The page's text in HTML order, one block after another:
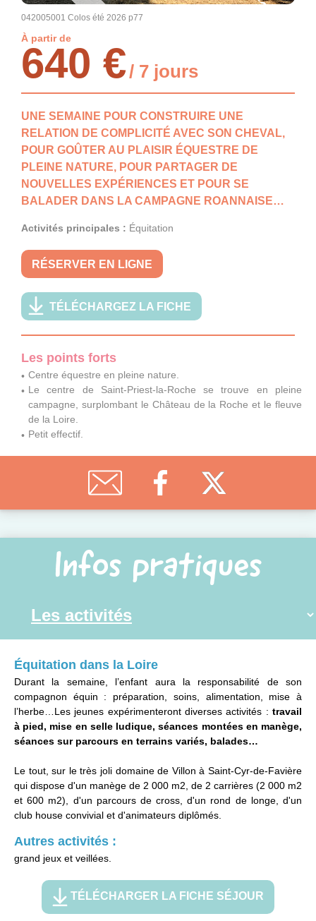
042005001 Colos été 2026 p77
À partir de
640 €/ 7 jours
UNE SEMAINE POUR CONSTRUIRE UNE
RELATION DE COMPLICITÉ AVEC SON CHEVAL,
POUR GOÛTER AU PLAISIR ÉQUESTRE DE
PLEINE NATURE, POUR PARTAGER DE
NOUVELLES EXPÉRIENCES ET POUR SE
BALADER DANS LA CAMPAGNE ROANNAISE…
Activités principales : Équitation
RÉSERVER EN LIGNE
TÉLÉCHARGEZ LA FICHE
Les points forts
Centre équestre en pleine nature.
Le centre de Saint-Priest-la-Roche se trouve en pleine
campagne, surplombant le Château de la Roche et le fleuve
de la Loire.
Petit effectif.
Infos pratiques
Équitation dans la Loire
Durant la semaine, l’enfant aura la responsabilité de son
compagnon équin : préparation, soins, alimentation, mise à
l’herbe…Les jeunes expérimenteront diverses activités : travail
à pied, mise en selle ludique, séances montées en manège,
séances sur parcours en terrains variés, balades…
Le tout, sur le très joli domaine de Villon à Saint-Cyr-de-Favière
qui dispose d'un manège de 2 000 m2, de 2 carrières (2 000 m2
et 600 m2), d'un parcours de cross, d'un rond de longe, d'un
club house convivial et d'animateurs diplômés.
Autres activités :
grand jeux et veillées.
TÉLÉCHARGER LA FICHE SÉJOUR